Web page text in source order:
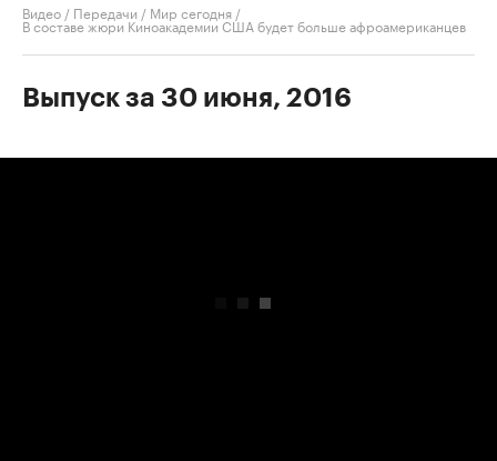
Видео / Передачи / Мир сегодня /
В составе жюри Киноакадемии США будет больше афроамериканцев
Выпуск за 30 июня, 2016